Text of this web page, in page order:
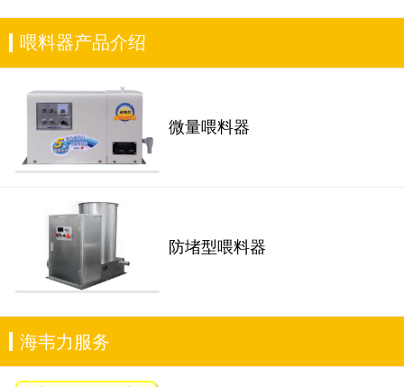
喂料器产品介绍
微量喂料器
防堵型喂料器
海韦力服务